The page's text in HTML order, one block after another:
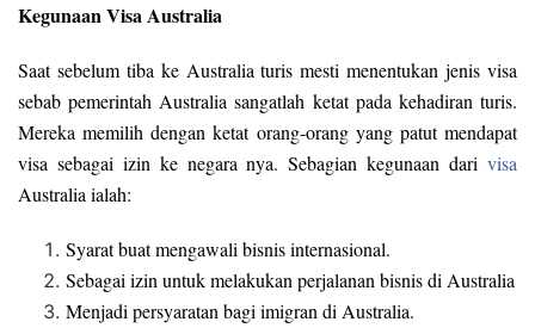
Kegunaan Visa Australia
Saat sebelum tiba ke Australia turis mesti menentukan jenis visa
sebab pemerintah Australia sangatlah ketat pada kehadiran turis.
Mereka memilih dengan ketat orang-orang yang patut mendapat
visa sebagai izin ke negara nya. Sebagian kegunaan dari visa
Australia ialah:
Syarat buat mengawali bisnis internasional.
Sebagai izin untuk melakukan perjalanan bisnis di Australia
Menjadi persyaratan bagi imigran di Australia.